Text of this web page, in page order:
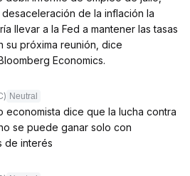
de la inflación la
llevar a la Fed a mantener las tasas
su próxima reunión, dice
Economics.
Neutral
economista dice que la lucha contra
se puede ganar solo con
de interés